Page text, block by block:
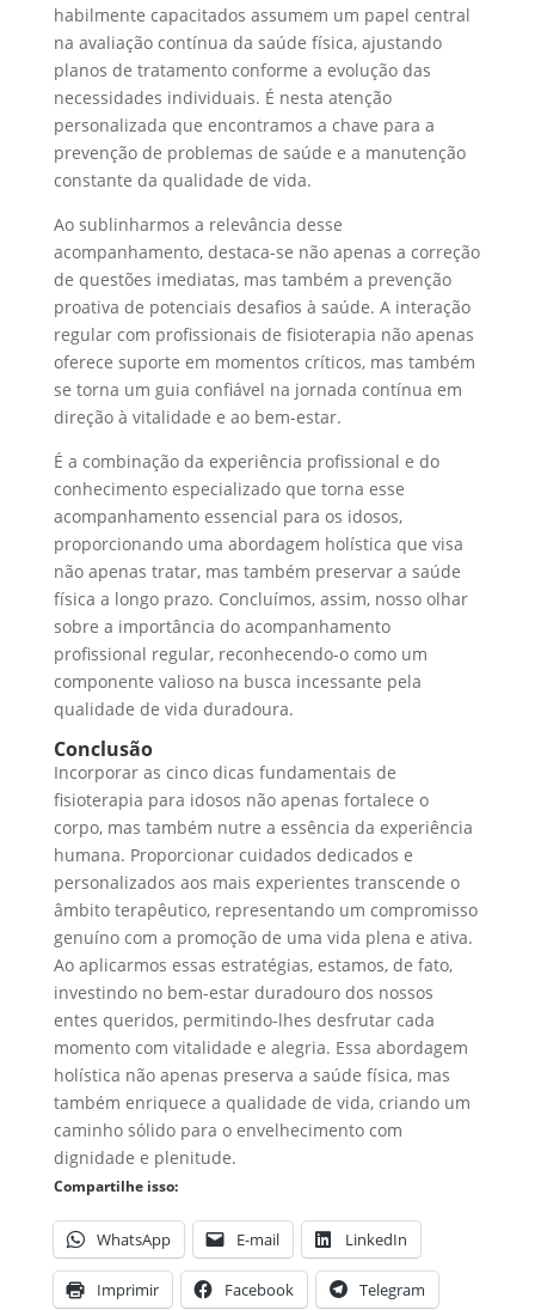
habilmente capacitados assumem um papel central
na avaliação contínua da saúde física, ajustando
planos de tratamento conforme a evolução das
necessidades individuais. É nesta atenção
personalizada que encontramos a chave para a
prevenção de problemas de saúde e a manutenção
constante da qualidade de vida.
Ao sublinharmos a relevância desse
acompanhamento, destaca-se não apenas a correção
de questões imediatas, mas também a prevenção
proativa de potenciais desafios à saúde. A interação
regular com profissionais de fisioterapia não apenas
oferece suporte em momentos críticos, mas também
se torna um guia confiável na jornada contínua em
direção à vitalidade e ao bem-estar.
É a combinação da experiência profissional e do
conhecimento especializado que torna esse
acompanhamento essencial para os idosos,
proporcionando uma abordagem holística que visa
não apenas tratar, mas também preservar a saúde
física a longo prazo. Concluímos, assim, nosso olhar
sobre a importância do acompanhamento
profissional regular, reconhecendo-o como um
componente valioso na busca incessante pela
qualidade de vida duradoura.
Conclusão
Incorporar as cinco dicas fundamentais de
fisioterapia para idosos não apenas fortalece o
corpo, mas também nutre a essência da experiência
humana. Proporcionar cuidados dedicados e
personalizados aos mais experientes transcende o
âmbito terapêutico, representando um compromisso
genuíno com a promoção de uma vida plena e ativa.
Ao aplicarmos essas estratégias, estamos, de fato,
investindo no bem-estar duradouro dos nossos
entes queridos, permitindo-lhes desfrutar cada
momento com vitalidade e alegria. Essa abordagem
holística não apenas preserva a saúde física, mas
também enriquece a qualidade de vida, criando um
caminho sólido para o envelhecimento com
dignidade e plenitude.
Compartilhe isso:
WhatsApp E-mail LinkedIn
Imprimir Facebook Telegram